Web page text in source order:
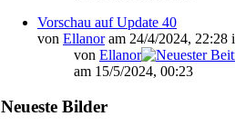
Vorschau auf Update 40
von Ellanoram 24/4/2024, 22:28
von Ellanor
am 15/5/2024, 00:23
Neueste Bilder